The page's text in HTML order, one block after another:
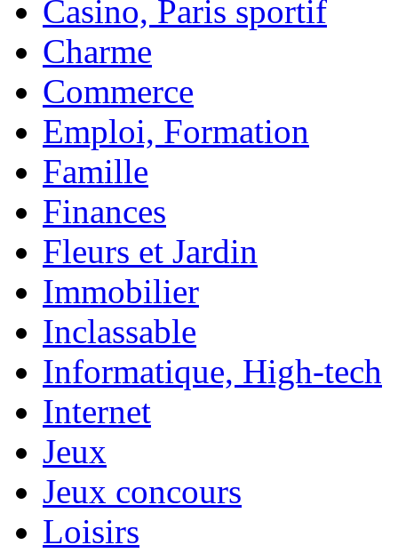
Casino, Paris sportif
Charme
Commerce
Emploi, Formation
Famille
Finances
Fleurs et Jardin
Immobilier
Inclassable
Informatique, High-tech
Internet
Jeux
Jeux concours
Loisirs